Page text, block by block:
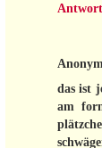
das ist
am